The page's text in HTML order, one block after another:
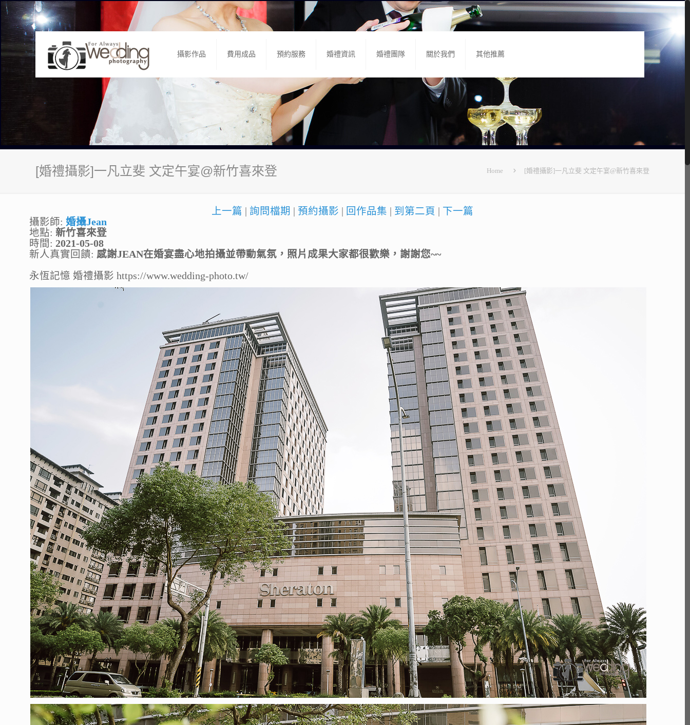
攝影作品 費用成品 預約服務 婚禮資訊 婚禮團隊 關於我們 其他推薦
[婚禮攝影]一凡立斐 文定午宴@新竹喜來登 Home [婚禮攝影]一凡立斐 文定午宴@新竹喜來登
上一篇 詢問檔期 預約攝影 回作品集 到第二頁
下一篇
攝影師: 婚攝Jean
地點: 新竹喜來登
時間: 2021-05-08
新人真實回饋: 感謝JEAN在婚宴盡心地拍攝並帶動氣氛，照片成果大家都很歡樂，謝謝您~~
永恆記憶 婚禮攝影 https://www.wedding-photo.tw/